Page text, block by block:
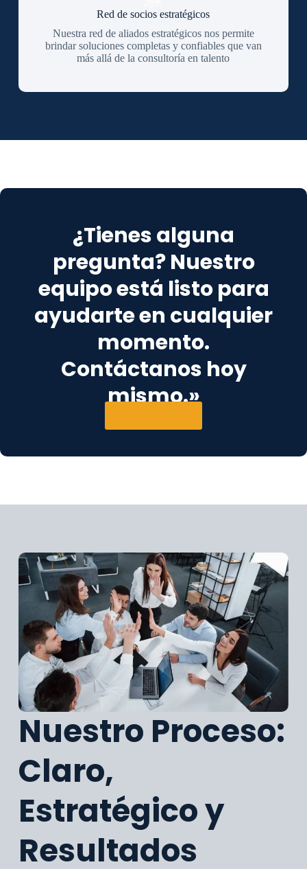
Red de socios estratégicos
Nuestra red de aliados estratégicos nos permite
brindar soluciones completas y confiables que van
más allá de la consultoría en talento
¿Tienes alguna
pregunta? Nuestro
equipo está listo para
ayudarte en cualquier
momento.
Contáctanos hoy
mismo.»
Nuestro Proceso:
Claro,
Estratégico y
Resultados